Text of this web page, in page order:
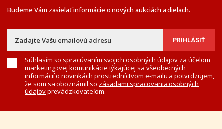
Budeme Vám zasielať informácie o nových aukciách a dielach.
Súhlasím so spracúvaním svojich osobných údajov za účelom
marketingovej komunikácie týkajúcej sa všeobecných
informácií o novinkách prostredníctvom e-mailu a potvrdzujem,
že som sa oboznámil so zásadami spracovania osobných
údajovprevádzkovateľom.